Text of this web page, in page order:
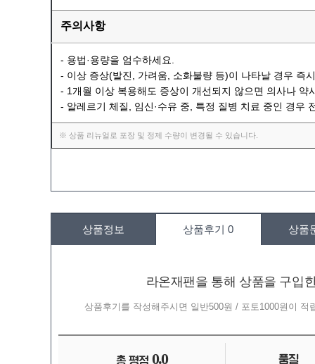
※ 상품 리뉴얼로 포장 및 정제 수량이 변경될 수 있습니다.
주의사항
- 용법·용량을 엄수하세요.
- 이상 증상(발진, 가려움, 소화불량 등)이 나타날 경우 즉
- 1개월 이상 복용해도 증상이 개선되지 않으면 의사나 약
- 알레르기 체질, 임신·수유 중, 특정 질병 치료 중인 경우
상품정보 상품후기0 상품
라온재팬을 통해 상품을 구입
상품후기를 작성해주시면 일반500원 / 포토1000원이
0.0